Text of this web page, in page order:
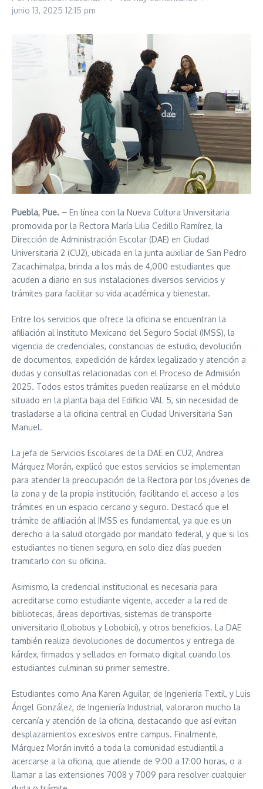
junio 13, 2025 12:15 pm
Puebla, Pue. – En línea con la Nueva Cultura Universitaria
promovida por la Rectora María Lilia Cedillo Ramírez, la
Dirección de Administración Escolar (DAE) en Ciudad
Universitaria 2 (CU2), ubicada en la junta auxiliar de San Pedro
Zacachimalpa, brinda a los más de 4,000 estudiantes que
acuden a diario en sus instalaciones diversos servicios y
trámites para facilitar su vida académica y bienestar.
Entre los servicios que ofrece la oficina se encuentran la
afiliación al Instituto Mexicano del Seguro Social (IMSS), la
vigencia de credenciales, constancias de estudio, devolución
de documentos, expedición de kárdex legalizado y atención a
dudas y consultas relacionadas con el Proceso de Admisión
2025. Todos estos trámites pueden realizarse en el módulo
situado en la planta baja del Edificio VAL 5, sin necesidad de
trasladarse a la oficina central en Ciudad Universitaria San
Manuel.
La jefa de Servicios Escolares de la DAE en CU2, Andrea
Márquez Morán, explicó que estos servicios se implementan
para atender la preocupación de la Rectora por los jóvenes de
la zona y de la propia institución, facilitando el acceso a los
trámites en un espacio cercano y seguro. Destacó que el
trámite de afiliación al IMSS es fundamental, ya que es un
derecho a la salud otorgado por mandato federal, y que si los
estudiantes no tienen seguro, en solo diez días pueden
tramitarlo con su oficina.
Asimismo, la credencial institucional es necesaria para
acreditarse como estudiante vigente, acceder a la red de
bibliotecas, áreas deportivas, sistemas de transporte
universitario (Lobobus y Lobobici), y otros beneficios. La DAE
también realiza devoluciones de documentos y entrega de
kárdex, firmados y sellados en formato digital cuando los
estudiantes culminan su primer semestre.
Estudiantes como Ana Karen Aguilar, de Ingeniería Textil, y Luis
Ángel González, de Ingeniería Industrial, valoraron mucho la
cercanía y atención de la oficina, destacando que así evitan
desplazamientos excesivos entre campus. Finalmente,
Márquez Morán invitó a toda la comunidad estudiantil a
acercarse a la oficina, que atiende de 9:00 a 17:00 horas, o a
llamar a las extensiones 7008 y 7009 para resolver cualquier